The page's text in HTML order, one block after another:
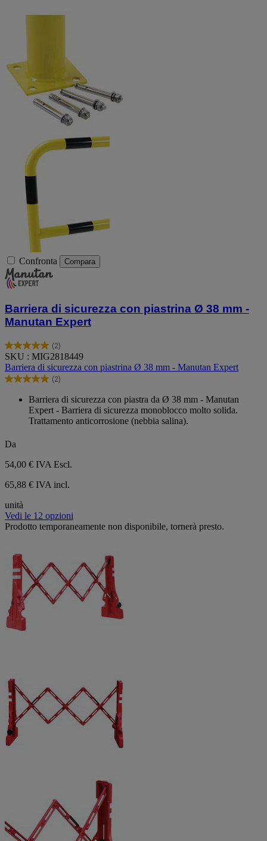
Confronta Compara
Barriera di sicurezza con piastrina Ø 38 mm -
Manutan Expert
(2)
5.0
su
5
stelle.
recensioni
SKU : MIG2818449
Barriera di sicurezza con piastrina Ø 38 mm - Manutan Expert
(2)
5.0
Barriera di sicurezza con piastra da Ø 38 mm - Manutan
Expert - Barriera di sicurezza monoblocco molto solida.
Trattamento anticorrosione (nebbia salina).
Da
54,00 € IVA Escl.
65,88 € IVA incl.
unità
Vedi le 12 opzioni
Prodotto temporaneamente non disponibile, tornerà presto.